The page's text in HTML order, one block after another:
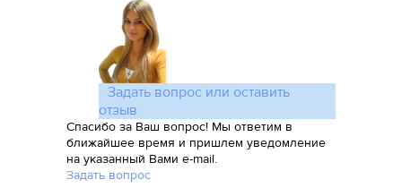
Задать вопрос или оставить
отзыв
Спасибо за Ваш вопрос! Мы ответим в
ближайшее время и пришлем уведомление
на указанный Вами e-mail.
Задать вопрос